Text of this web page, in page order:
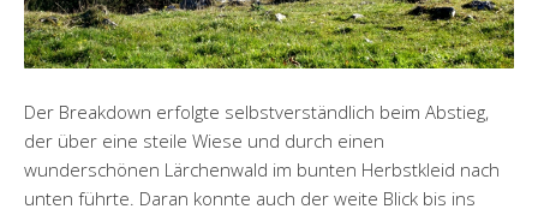
Der Breakdown erfolgte selbstverständlich beim Abstieg,
der über eine steile Wiese und durch einen
wunderschönen Lärchenwald im bunten Herbstkleid nach
unten führte. Daran konnte auch der weite Blick bis ins